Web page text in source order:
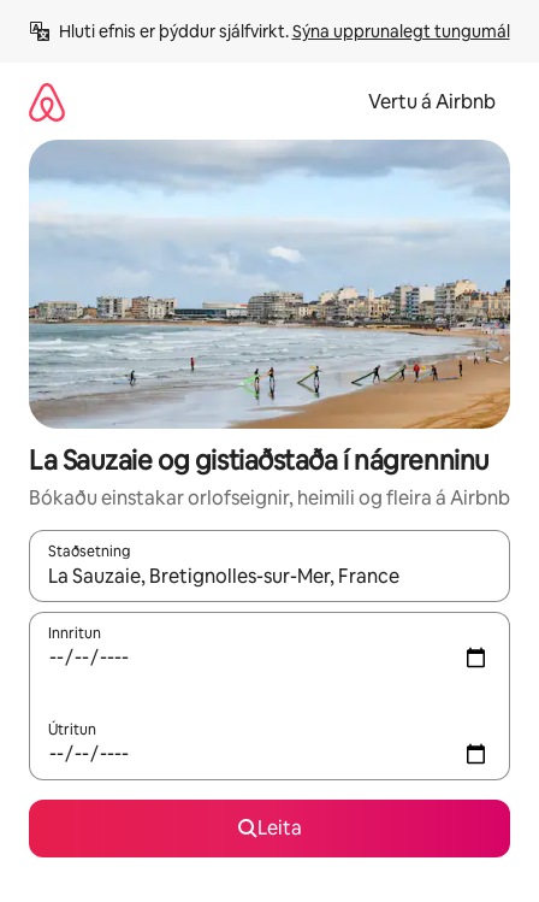
beint
Hluti efnis er þýddur sjálfvirkt. Sýna upprunalegt tungumál
Vertu á Airbnb
La Sauzaie og gistiaðstaða í nágrenninu
Bókaðu einstakar orlofseignir, heimili og fleira á Airbnb
Staðsetning
Þegar niðurstöður liggja fyrir skaltu nota upp og niður
Innritun
Útritun
Leita